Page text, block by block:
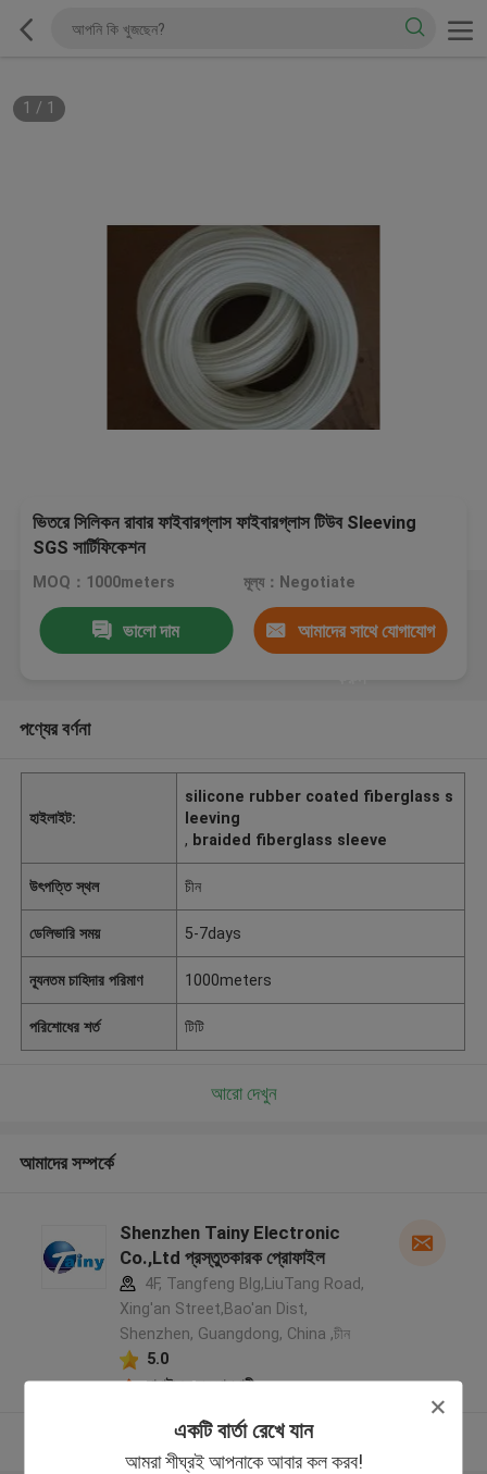
একটি বার্তা রেখে যান
আমরা শীঘ্রই আপনাকে আবার কল করব!
1 / 1
ভিতরে সিলিকন রাবার ফাইবারগ্লাস ফাইবারগ্লাস টিউব Sleeving
SGS সার্টিফিকেশন
MOQ：1000meters মূল্য：Negotiate
ভালো দাম আমাদের সাথে যোগাযোগ
পণ্যের বর্ণনা
হাইলাইট:
silicone rubber coated fiberglass s
leeving
, braided fiberglass sleeve
উৎপত্তি স্থল চীন
ডেলিভারি সময় 5-7days
ন্যূনতম চাহিদার পরিমাণ 1000meters
পরিশোধের শর্ত টিটি
আরো দেখুন
আমাদের সম্পর্কে
Shenzhen Tainy Electronic
Co.,Ltd প্রস্তুতকারক প্রোফাইল
4F, Tangfeng Blg,LiuTang Road,
Xing'an Street,Bao'an Dist,
Shenzhen, Guangdong, China ,চীন
5.0
যাচাইকৃত সরবরাহকারী
আরো দেখুন